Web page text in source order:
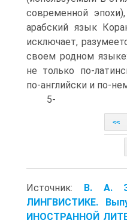
современной
арабский язык
исключает,
своем родном
не только по-
по-английски и по-
5-
<<
Источник: В. А.
ЛИНГВИСТИКЕ.
ИНОСТРАННОЙ